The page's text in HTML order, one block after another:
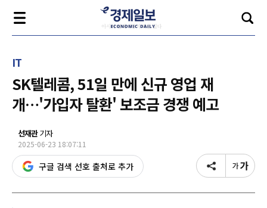
IT
SK텔레콤, 51일 만에 신규 영업 재
개…'가입자 탈환' 보조금 경쟁 예고
선재관기자
2025-06-23 18:07:11
구글 검색 선호 출처로 추가